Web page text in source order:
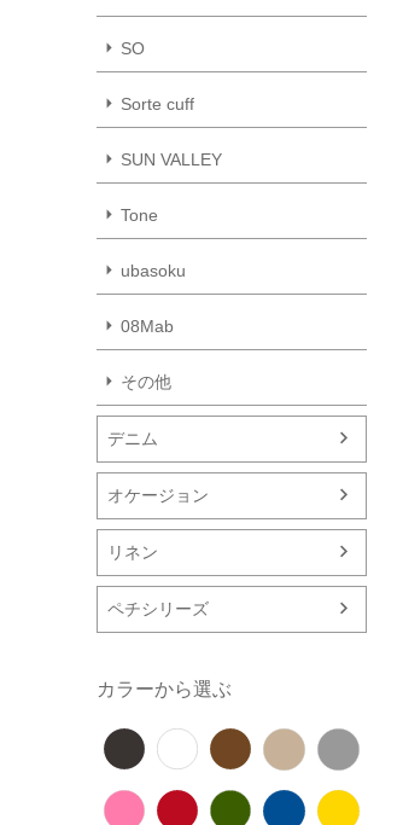
SO
Sorte cuff
SUN VALLEY
Tone
ubasoku
08Mab
その他
デニム
オケージョン
リネン
ペチシリーズ
カラーから選ぶ